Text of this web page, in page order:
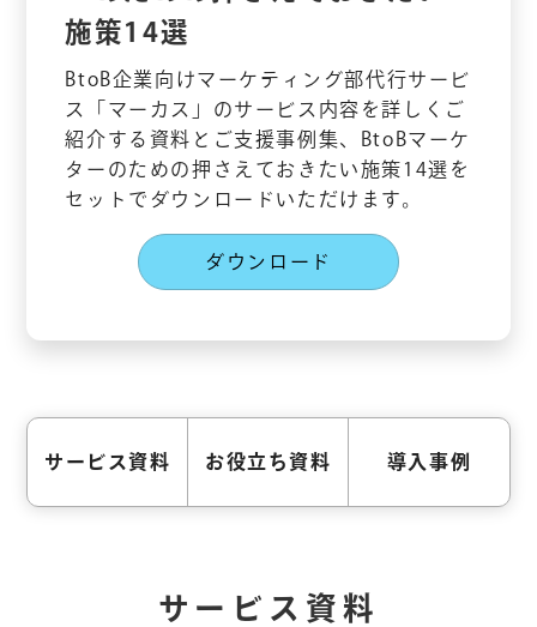
施策14選
BtoB企業向けマーケティング部代行サービ
ス「マーカス」のサービス内容を詳しくご
紹介する資料とご支援事例集、BtoBマーケ
ターのための押さえておきたい施策14選を
セットでダウンロードいただけます。
ダウンロード
サービス資料 お役立ち資料 導入事例
サービス資料